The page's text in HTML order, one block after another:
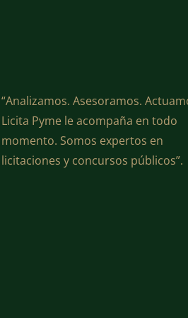
“Analizamos. Asesoramos.
Licita Pyme le acompaña en todo
momento. Somos expertos en
licitaciones y concursos públicos”.